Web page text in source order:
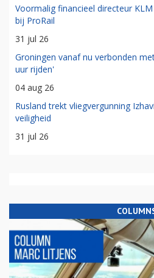
Voormalig financieel directeur
bij ProRail
31 jul 26
Groningen vanaf nu verbonden
uur rijden'
04 aug 26
Rusland trekt vliegvergunning
veiligheid
31 jul 26